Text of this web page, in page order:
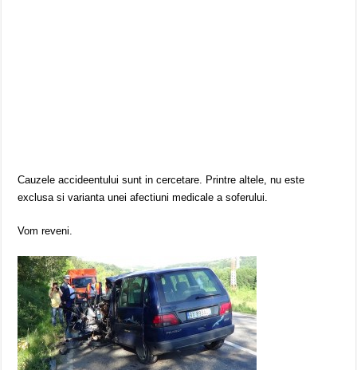
Cauzele accideentului sunt in cercetare. Printre altele, nu este
exclusa si varianta unei afectiuni medicale a soferului.
Vom reveni.